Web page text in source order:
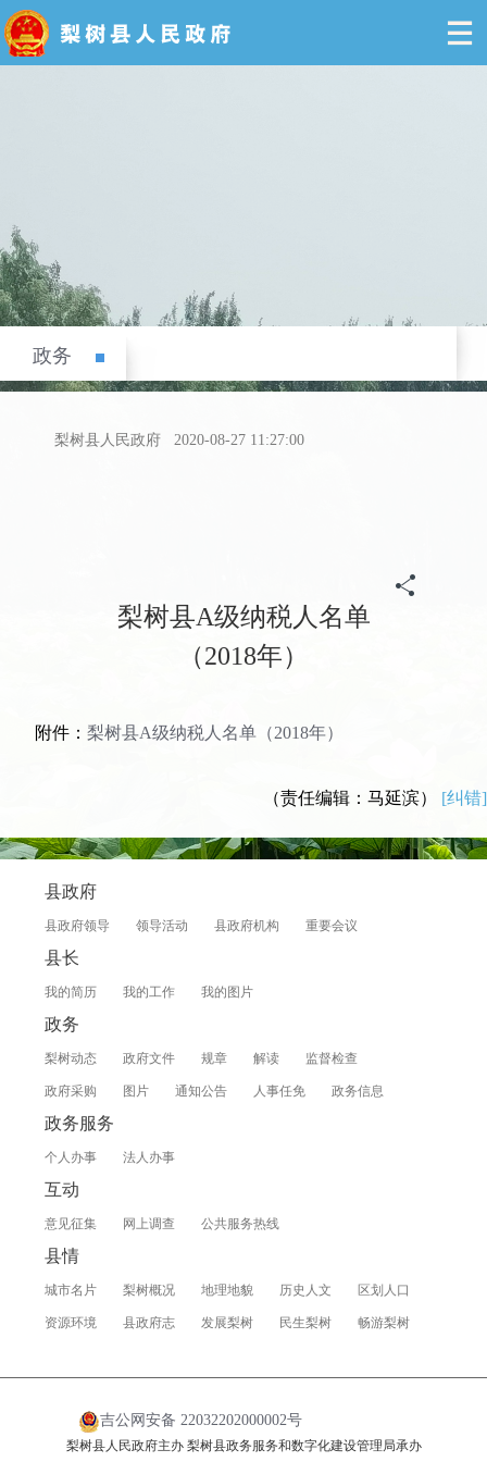
政务
梨树县人民政府 2020-08-27 11:27:00
梨树县A级纳税人名单
（2018年）
附件： 梨树县A级纳税人名单（2018年）
（责任编辑：马延滨） [纠错]
县政府
县政府领导 领导活动 县政府机构 重要会议
县长
我的简历 我的工作 我的图片
政务
梨树动态 政府文件 规章 解读 监督检查
政府采购 图片 通知公告 人事任免 政务信息
政务服务
个人办事 法人办事
互动
意见征集 网上调查 公共服务热线
县情
城市名片 梨树概况 地理地貌 历史人文 区划人口
资源环境 县政府志 发展梨树 民生梨树 畅游梨树
吉公网安备 22032202000002号
梨树县人民政府主办 梨树县政务服务和数字化建设管理局承办